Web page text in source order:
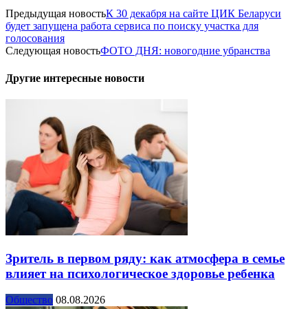
Предыдущая новостьК 30 декабря на сайте ЦИК Беларуси
будет запущена работа сервиса по поиску участка для
голосования
Следующая новостьФОТО ДНЯ: новогодние убранства
Другие интересные новости
Зритель в первом ряду: как атмосфера в семье
влияет на психологическое здоровье ребенка
Общество 08.08.2026